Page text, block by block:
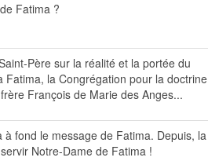
Fatima ?
Père sur la réalité et la portée du
Fatima, la Congrégation pour la doctrine
François de Marie des Anges...
à fond le message de Fatima. Depuis, la
Notre-Dame de Fatima !